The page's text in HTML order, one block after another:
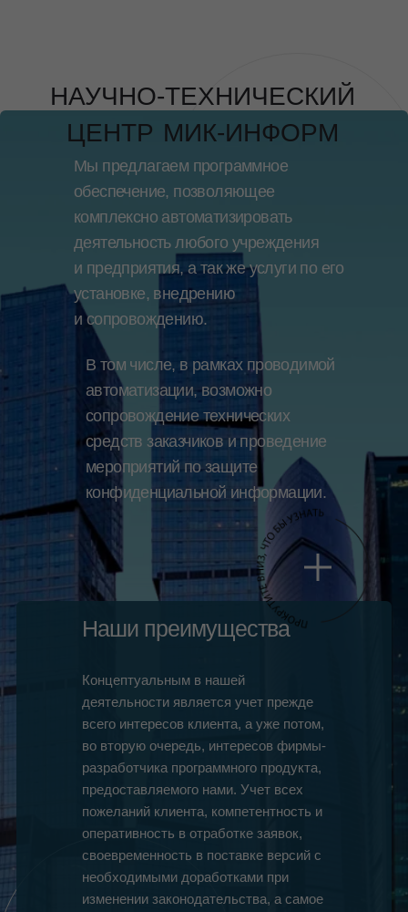
НАУЧНО-ТЕХНИЧЕСКИЙ
МИК-ИНФОРМ
Мы предлагаем программное
обеспечение, позволяющее
комплексно автоматизировать
деятельность любого учреждения
и предприятия, а так же услуги по его
установке, внедрению
и сопровождению.
Наши преимущества
Концептуальным в нашей
деятельности является учет прежде
всего интересов клиента, а уже потом,
во вторую очередь, интересов фирмы-
разработчика программного продукта,
предоставляемого нами. Учет всех
пожеланий клиента, компетентность и
оперативность в отработке заявок,
своевременность в поставке версий с
необходимыми доработками при
изменении законодательства, а самое
В том числе, в рамках проводимой
автоматизации, возможно
сопровождение технических
средств заказчиков и проведение
мероприятий по защите
конфиденциальной информации.
ЦЕНТР